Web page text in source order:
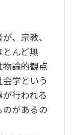
、宗教、
んど無
論的観点
学という
行われる
があるの